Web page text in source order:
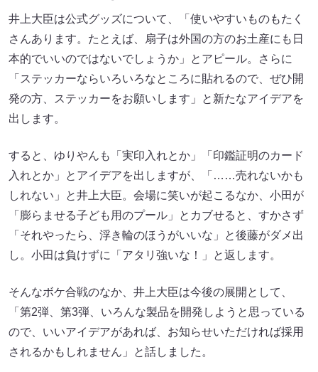
井上大臣は公式グッズについて、「使いやすいものもたく
さんあります。たとえば、扇子は外国の方のお土産にも日
本的でいいのではないでしょうか」とアピール。さらに
「ステッカーならいろいろなところに貼れるので、ぜひ開
発の方、ステッカーをお願いします」と新たなアイデアを
出します。
すると、ゆりやんも「実印入れとか」「印鑑証明のカード
入れとか」とアイデアを出しますが、「……売れないかも
しれない」と井上大臣。会場に笑いが起こるなか、小田が
「膨らませる子ども用のプール」とカブせると、すかさず
「それやったら、浮き輪のほうがいいな」と後藤がダメ出
し。小田は負けずに「アタリ強いな！」と返します。
そんなボケ合戦のなか、井上大臣は今後の展開として、
「第2弾、第3弾、いろんな製品を開発しようと思っている
ので、いいアイデアがあれば、お知らせいただければ採用
されるかもしれません」と話しました。